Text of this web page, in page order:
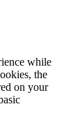
while
the
on your